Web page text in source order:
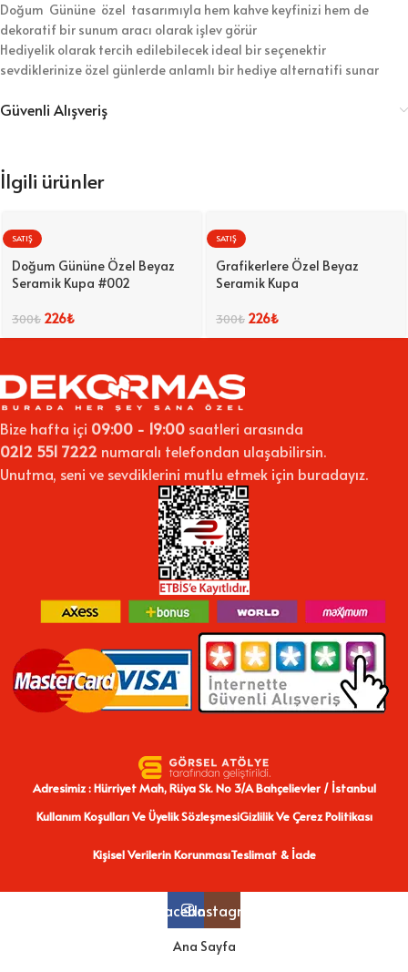
Doğum Gününe özel tasarımıyla hem kahve keyfinizi hem de
dekoratif bir sunum aracı olarak işlev görür
Hediyelik olarak tercih edilebilecek ideal bir seçenektir
sevdiklerinize özel günlerde anlamlı bir hediye alternatifi sunar
Güvenli Alışveriş
İlgili ürünler
SATIŞ
Doğum Gününe Özel Beyaz
Seramik Kupa #002
300₺ 226₺
SATIŞ
Grafikerlere Özel Beyaz
Seramik Kupa
300₺ 226₺
Bize hafta içi 09:00 - 19:00 saatleri arasında
0212 551 7222 numaralı telefondan ulaşabilirsin.
Unutma, seni ve sevdiklerini mutlu etmek için buradayız.
Adresimiz : Hürriyet Mah, Rüya Sk. No 3/A Bahçelievler / İstanbul
Kullanım Koşulları Ve Üyelik SözleşmesiGizlilik Ve Çerez Politikası
Kişisel Verilerin KorunmasıTeslimat & İade
FacebookInstagram
Ana Sayfa